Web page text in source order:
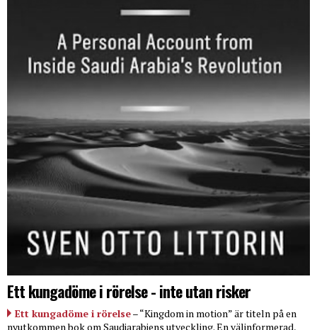
Ett kungadöme i rörelse - inte utan risker
Ett kungadöme i rörelse– “Kingdom in motion” är titeln på en
nyutkommen bok om Saudiarabiens utveckling. En välinformerad,